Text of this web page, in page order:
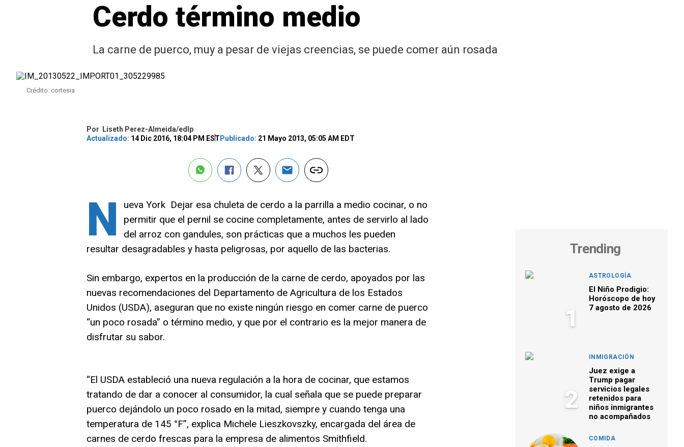
Cerdo término medio
La carne de puerco, muy a pesar de viejas creencias, se puede comer aún rosada
Crédito: cortesia
Por
Liseth Perez-Almeida/edlp
Actualizado: 14 Dic 2016, 18:04 PM EST Publicado: 21 Mayo 2013, 05:05 AM EDT
N
ueva York  Dejar esa chuleta de cerdo a la parrilla a medio cocinar, o no
permitir que el pernil se cocine completamente, antes de servirlo al lado
del arroz con gandules, son prácticas que a muchos les pueden
resultar desagradables y hasta peligrosas, por aquello de las bacterias.
Sin embargo, expertos en la producción de la carne de cerdo, apoyados por las
nuevas recomendaciones del Departamento de Agricultura de los Estados
Unidos (USDA), aseguran que no existe ningún riesgo en comer carne de puerco
“un poco rosada” o término medio, y que por el contrario es la mejor manera de
disfrutar su sabor.
“El USDA estableció una nueva regulación a la hora de cocinar, que estamos
tratando de dar a conocer al consumidor, la cual señala que se puede preparar
puerco dejándolo un poco rosado en la mitad, siempre y cuando tenga una
temperatura de 145 °F”, explica Michele Lieszkovszky, encargada del área de
carnes de cerdo frescas para la empresa de alimentos Smithfield.
Trending
1
ASTROLOGÍA
El Niño Prodigio:
Horóscopo de hoy
7 agosto de 2026
2
INMIGRACIÓN
Juez exige a
Trump pagar
servicios legales
retenidos para
niños inmigrantes
no acompañados
COMIDA